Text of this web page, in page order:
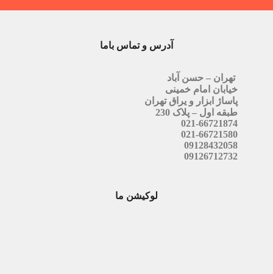
آدرس و تماس باما
تهران – حسن آباد
خیابان امام خمینی
پاساژ ابزار و یراق تهران
طبقه اول – پلاک 230
021-66721874
021-66721580
09128432058
09126712732
لوکیشن ما